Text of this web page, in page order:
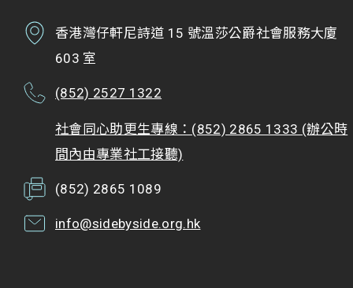
香港灣仔軒尼詩道 15 號溫莎公爵社會服務大廈
603 室
(852) 2527 1322
社會同心助更生專線：(852) 2865 1333 (辦公時
間內由專業社工接聽)
(852) 2865 1089
info@sidebyside.org.hk